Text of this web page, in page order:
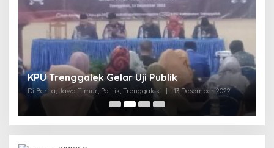
KPU Trenggalek Gelar Uji Publik
Di Berita, Jawa Timur, Politik, Trenggalek | 13 Desember 2022